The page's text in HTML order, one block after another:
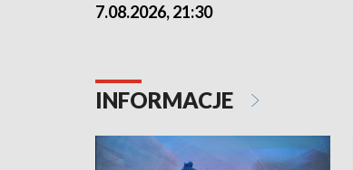
7.08.2026, 21:30
INFORMACJE